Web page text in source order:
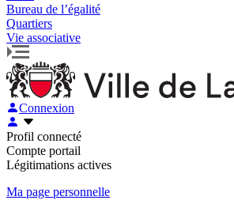
Bureau de l’égalité
Quartiers
Vie associative
Connexion
Profil connecté
Compte portail
Légitimations actives
Ma page personnelle